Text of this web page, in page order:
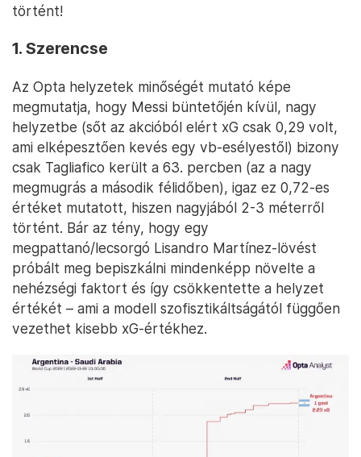
történt!
1. Szerencse
Az Opta helyzetek minőségét mutató képe
megmutatja, hogy Messi büntetőjén kívül, nagy
helyzetbe (sőt az akcióból elért xG csak 0,29 volt,
ami elképesztően kevés egy vb-esélyestől) bizony
csak Tagliafico került a 63. percben (az a nagy
megmugrás a második félidőben), igaz ez 0,72-es
értéket mutatott, hiszen nagyjából 2-3 méterről
történt. Bár az tény, hogy egy
megpattanó/lecsorgó Lisandro Martínez-lövést
próbált meg bepiszkálni mindenképp növelte a
nehézségi faktort és így csökkentette a helyzet
értékét – ami a modell szofisztikáltságától függően
vezethet kisebb xG-értékhez.